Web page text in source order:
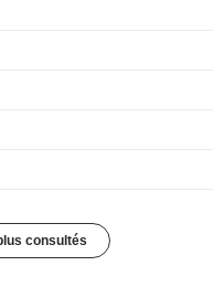
consultés